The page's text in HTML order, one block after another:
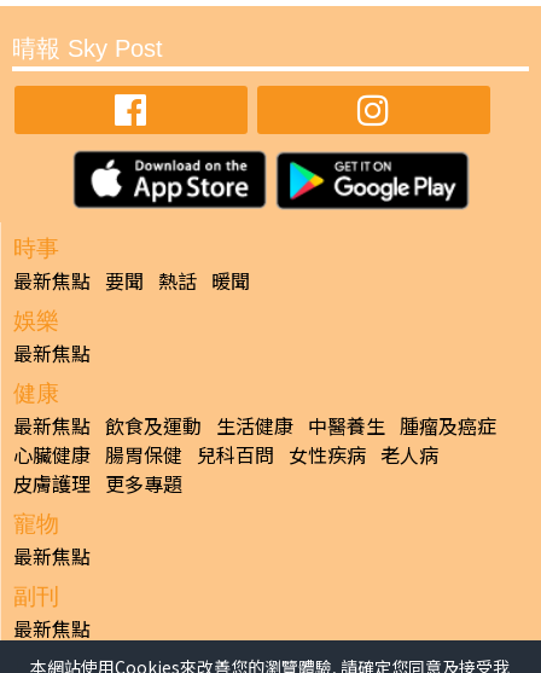
晴報 Sky Post
時事
最新焦點 要聞 熱話 暖聞
娛樂
最新焦點
健康
最新焦點 飲食及運動 生活健康 中醫養生 腫瘤及癌症
心臟健康 腸胃保健 兒科百問 女性疾病 老人病
皮膚護理 更多專題
寵物
最新焦點
副刊
最新焦點
本網站使用Cookies來改善您的瀏覽體驗, 請確定您同意及接受我